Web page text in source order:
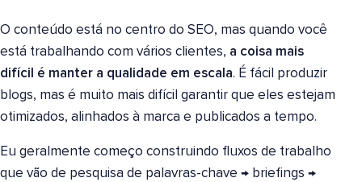
O conteúdo está no centro do SEO, mas quando você
está trabalhando com vários clientes, a coisa mais
difícil é manter a qualidade em escala. É fácil produzir
blogs, mas é muito mais difícil garantir que eles estejam
otimizados, alinhados à marca e publicados a tempo.
Eu geralmente começo construindo fluxos de trabalho
que vão de pesquisa de palavras-chave → briefings →